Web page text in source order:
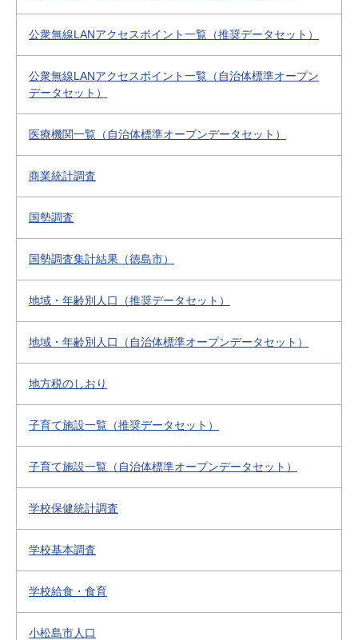
公衆無線LANアクセスポイント一覧（推奨データセット）
公衆無線LANアクセスポイント一覧（自治体標準オープン
データセット）
医療機関一覧（自治体標準オープンデータセット）
商業統計調査
国勢調査
国勢調査集計結果（徳島市）
地域・年齢別人口（推奨データセット）
地域・年齢別人口（自治体標準オープンデータセット）
地方税のしおり
子育て施設一覧（推奨データセット）
子育て施設一覧（自治体標準オープンデータセット）
学校保健統計調査
学校基本調査
学校給食・食育
小松島市人口